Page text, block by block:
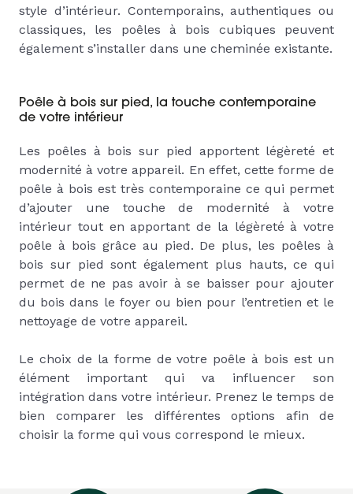
style d’intérieur. Contemporains, authentiques ou
classiques, les poêles à bois cubiques peuvent
également s’installer dans une cheminée existante.
Poêle à bois sur pied, la touche contemporaine
de votre intérieur
Les poêles à bois sur pied apportent légèreté et
modernité à votre appareil. En effet, cette forme de
poêle à bois est très contemporaine ce qui permet
d’ajouter une touche de modernité à votre
intérieur tout en apportant de la légèreté à votre
poêle à bois grâce au pied. De plus, les poêles à
bois sur pied sont également plus hauts, ce qui
permet de ne pas avoir à se baisser pour ajouter
du bois dans le foyer ou bien pour l’entretien et le
nettoyage de votre appareil.
Le choix de la forme de votre poêle à bois est un
élément important qui va influencer son
intégration dans votre intérieur. Prenez le temps de
bien comparer les différentes options afin de
choisir la forme qui vous correspond le mieux.